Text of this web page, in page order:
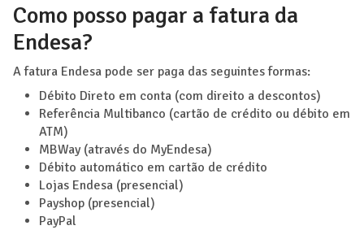
Como posso pagar a fatura da
Endesa?
A fatura Endesa pode ser paga das seguintes formas:
Débito Direto em conta (com direito a descontos)
Referência Multibanco (cartão de crédito ou débito em
ATM)
MBWay (através do MyEndesa)
Débito automático em cartão de crédito
Lojas Endesa (presencial)
Payshop (presencial)
PayPal